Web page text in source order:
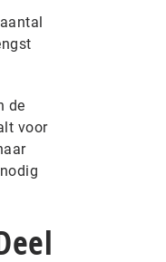
de
voor